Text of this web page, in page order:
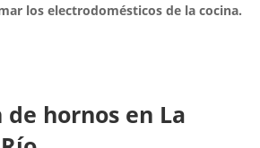
los electrodomésticos de la cocina.
de hornos en La